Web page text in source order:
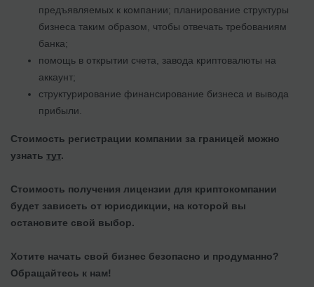
предъявляемых к компании; планирование структуры
бизнеса таким образом, чтобы отвечать требованиям
банка;
помощь в открытии счета, завода криптовалюты на
аккаунт;
структурирование финансирование бизнеса и вывода
прибыли.
Стоимость регистрации компании за границей можно
узнать тут.
Стоимость получения лицензии для криптокомпании
будет зависеть от юрисдикции, на которой вы
остановите свой выбор.
Хотите начать свой бизнес безопасно и продуманно?
Обращайтесь к нам!